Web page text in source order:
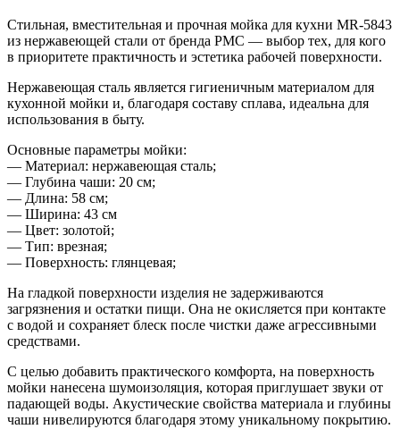
Стильная, вместительная и прочная мойка для кухни MR-5843
из нержавеющей стали от бренда РМС — выбор тех, для кого
в приоритете практичность и эстетика рабочей поверхности.
Нержавеющая сталь является гигиеничным материалом для
кухонной мойки и, благодаря составу сплава, идеальна для
использования в быту.
Основные параметры мойки:
— Материал: нержавеющая сталь;
— Глубина чаши: 20 см;
— Длина: 58 см;
— Ширина: 43 см
— Цвет: золотой;
— Тип: врезная;
— Поверхность: глянцевая;
На гладкой поверхности изделия не задерживаются
загрязнения и остатки пищи. Она не окисляется при контакте
с водой и сохраняет блеск после чистки даже агрессивными
средствами.
С целью добавить практического комфорта, на поверхность
мойки нанесена шумоизоляция, которая приглушает звуки от
падающей воды. Акустические свойства материала и глубины
чаши нивелируются благодаря этому уникальному покрытию.